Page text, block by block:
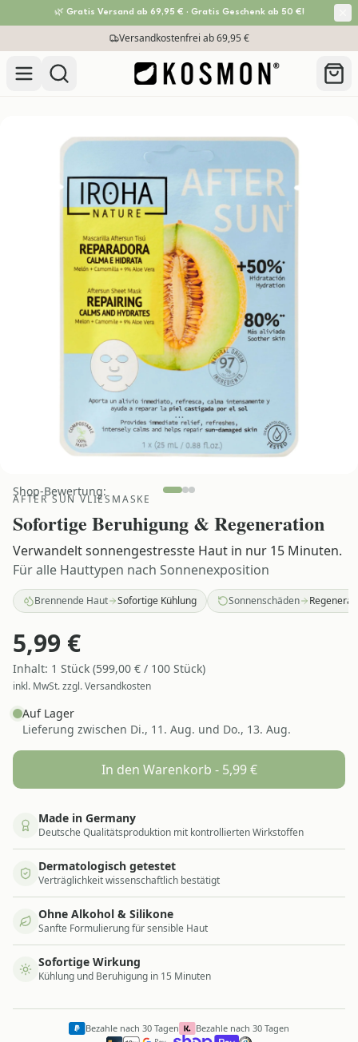
🌿 Gratis Versand ab 69,95 € · Gratis Geschenk ab 50 €!
Zum Inhalt springenVersandkostenfrei ab 69,95 €
Shop-Bewertung:
AFTER SUN VLIESMASKE
Sofortige Beruhigung & Regeneration
Verwandelt sonnengestresste Haut in nur 15 Minuten.
Für alle Hauttypen nach Sonnenexposition
Brennende Haut Sofortige Kühlung Sonnenschäden
5,99 €
Inhalt: 1 Stück (599,00 € / 100 Stück)
inkl. MwSt. zzgl. Versandkosten
Auf Lager
Lieferung zwischen Di., 11. Aug. und Do., 13. Aug.
In den Warenkorb - 5,99€
Made in Germany
Deutsche Qualitätsproduktion mit kontrollierten Wirkstoffen
Dermatologisch getestet
Verträglichkeit wissenschaftlich bestätigt
Ohne Alkohol & Silikone
Sanfte Formulierung für sensible Haut
Sofortige Wirkung
Kühlung und Beruhigung in 15 Minuten
Bezahle nach 30 Tagen Bezahle nach 30 Tagen